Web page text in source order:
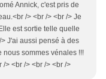
Annick, c'est pris de
/> <br /> <br /> Je
est sortie telle quelle
J'ai aussi pensé à des
nous sommes vénales !!!
> <br /> <br /> <br />